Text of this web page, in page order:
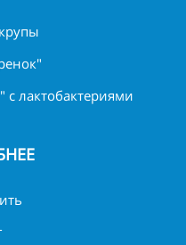
лактобактериями